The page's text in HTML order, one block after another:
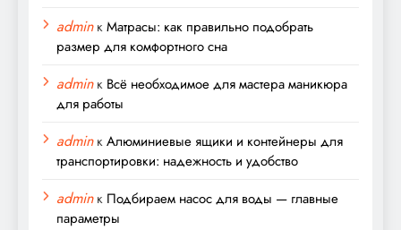
adminкМатрасы: как правильно подобрать
размер для комфортного сна
adminк Всё необходимое для мастера маникюра
для работы
adminкАлюминиевые ящики и контейнеры для
транспортировки: надежность и удобство
adminк Подбираем насос для воды — главные
параметры